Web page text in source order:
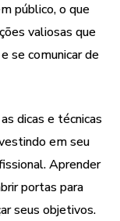
público, o que
valiosas que
se comunicar de
dicas e técnicas
em seu
Aprender
portas para
seus objetivos.